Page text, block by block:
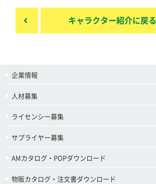
キャラクター紹介に戻る
企業情報
人材募集
ライセンシー募集
サプライヤー募集
AMカタログ・POPダウンロード
物販カタログ・注文書ダウンロード